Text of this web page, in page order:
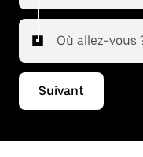
Où allez-vous
Suivant